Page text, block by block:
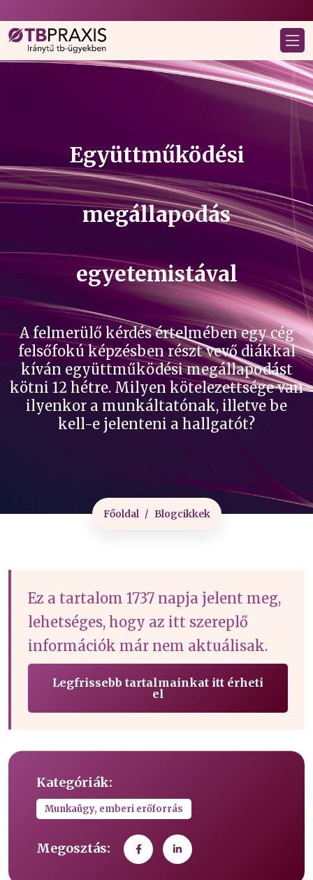
Együttműködési
megállapodás
egyetemistával
A felmerülő kérdés értelmében egy cég
felsőfokú képzésben részt vevő diákkal
kíván együttműködési megállapodást
kötni 12 hétre. Milyen kötelezettsége van
ilyenkor a munkáltatónak, illetve be
kell-e jelenteni a hallgatót?
Főoldal Blogcikkek
Ez a tartalom 1737 napja jelent meg,
lehetséges, hogy az itt szereplő
információk már nem aktuálisak.
Legfrissebb tartalmainkat itt érheti
el
Kategóriák:
Munkaügy, emberi erőforrás
Megosztás: